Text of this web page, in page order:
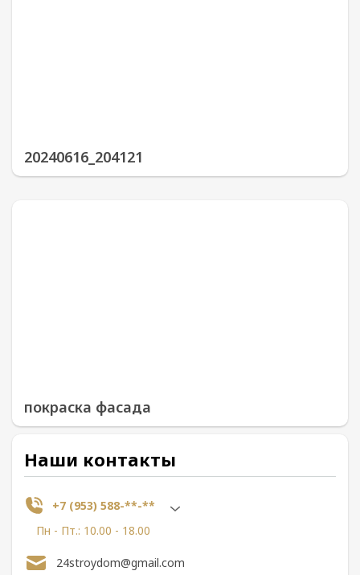
20240616_204121
покраска фасада
Наши контакты
+7 (953) 588-**-**
Пн - Пт.: 10.00 - 18.00
24stroydom@gmail.com